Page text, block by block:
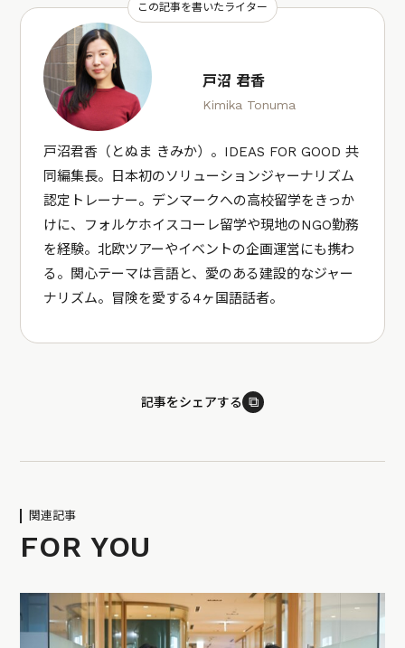
この記事を書いたライター
戸沼 君香
Kimika Tonuma
戸沼君香（とぬま きみか）。IDEAS FOR GOOD 共
同編集長。日本初のソリューションジャーナリズム
認定トレーナー。デンマークへの高校留学をきっか
けに、フォルケホイスコーレ留学や現地のNGO勤務
を経験。北欧ツアーやイベントの企画運営にも携わ
る。関心テーマは言語と、愛のある建設的なジャー
ナリズム。冒険を愛する4ヶ国語話者。
記事をシェアする ⧉
関連記事
FOR YOU